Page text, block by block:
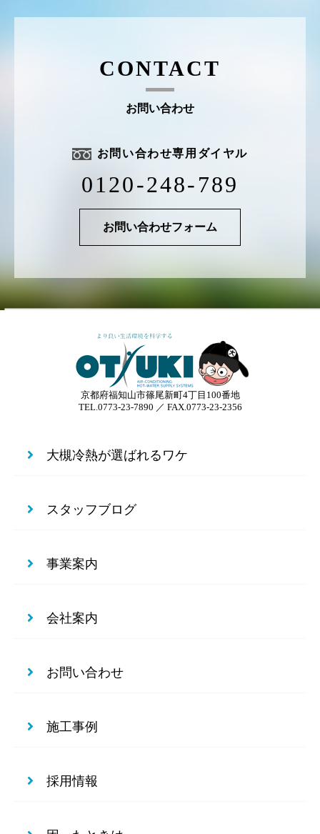
CONTACT
お問い合わせ
お問い合わせ専用ダイヤル
0120-248-789
お問い合わせフォーム
京都府福知山市篠尾新町4丁目100番地
TEL.0773-23-7890 ／ FAX.0773-23-2356
大槻冷熱が選ばれるワケ
スタッフブログ
事業案内
会社案内
お問い合わせ
施工事例
採用情報